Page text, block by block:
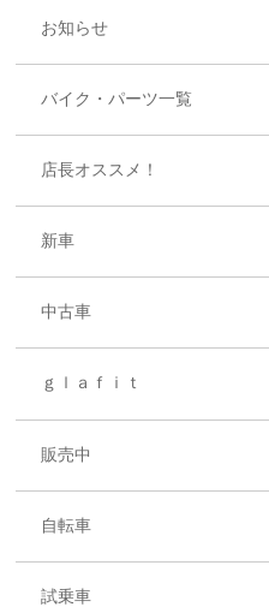
お知らせ
バイク・パーツ一覧
店長オススメ！
新車
中古車
ｇｌａｆｉｔ
販売中
自転車
試乗車